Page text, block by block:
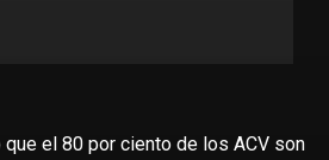
el 80 por ciento de los ACV son